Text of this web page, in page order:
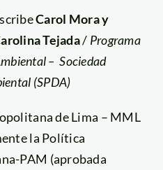
Carol Mora y
Tejada/ Programa
– Sociedad
(SPDA)
de Lima – MML
la Política
PAM (aprobada